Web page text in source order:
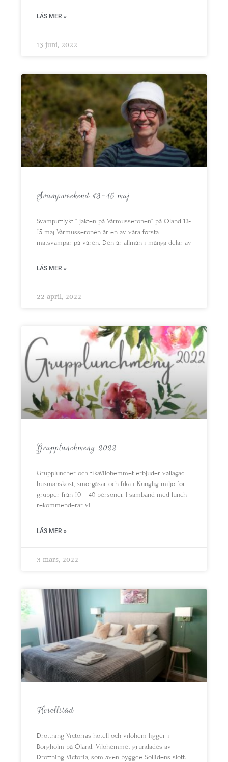
LÄS MER »
13 juni, 2022
Svampweekend 13-15 maj
Svamputflykt ” jakten på Vårmusseronen” på Öland 13-
15 maj Vårmusseronen är en av våra första
matsvampar på våren. Den är allmän i många delar av
LÄS MER »
22 april, 2022
Grupplunchmeny 2022
Gruppluncher och fikaVilohemmet erbjuder vällagad
husmanskost, smörgåsar och fika i Kunglig miljö för
grupper från 10 – 40 personer. I samband med lunch
rekommenderar vi
LÄS MER »
3 mars, 2022
Hotellstäd
Drottning Victorias hotell och vilohem ligger i
Borgholm på Öland. Vilohemmet grundades av
Drottning Victoria, som även byggde Sollidens slott.